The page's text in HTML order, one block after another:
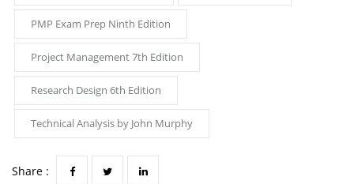
PMP Exam Prep Ninth Edition
Project Management 7th Edition
Research Design 6th Edition
Technical Analysis by John Murphy
Share :